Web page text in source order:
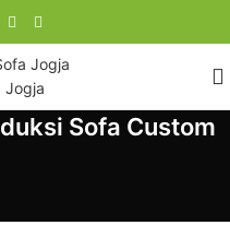
Sofa Custom